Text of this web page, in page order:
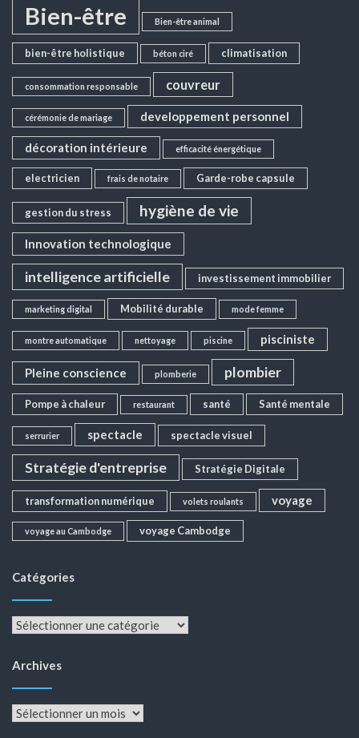
Bien-être Bien-être animal
bien-être holistique béton ciré climatisation
consommation responsable couvreur
cérémonie de mariage developpement personnel
décoration intérieure efficacité énergétique
electricien frais de notaire Garde-robe capsule
gestion du stress hygiène de vie
Innovation technologique
intelligence artificielle investissement immobilier
marketing digital Mobilité durable mode femme
montre automatique nettoyage piscine pisciniste
Pleine conscience plomberie plombier
Pompe à chaleur restaurant santé Santé mentale
serrurier spectacle spectacle visuel
Stratégie d'entreprise Stratégie Digitale
transformation numérique volets roulants voyage
voyage au Cambodge voyage Cambodge
Catégories
Catégories
Archives
Archives